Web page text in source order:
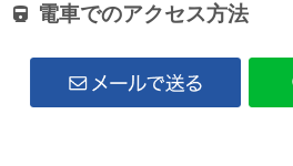
電車でのアクセス方法